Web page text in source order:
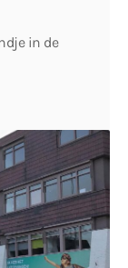
in de